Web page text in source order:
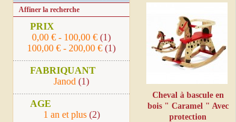
Cheval à bascule en
bois " Caramel " Avec
protection
Affiner la recherche
PRIX
0,00 € - 100,00 € (1)
100,00 € - 200,00 € (1)
FABRIQUANT
Janod (1)
AGE
1 an et plus(2)